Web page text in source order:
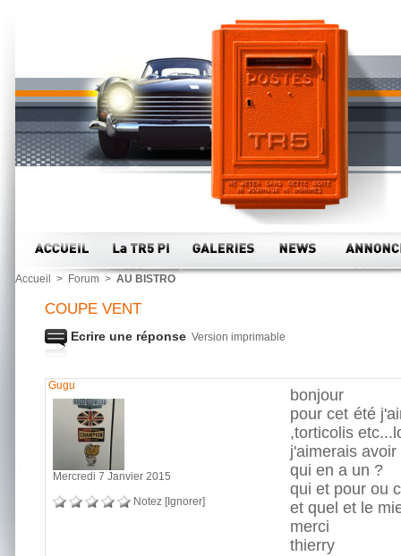
Accueil > Forum > AU BISTRO
COUPE VENT
Ecrire une réponse Version imprimable
Gugu
Mercredi 7 Janvier 2015
Notez [Ignorer]
bonjour
pour cet été
,torticolis
j'aimerais
qui en a un ?
qui et pour ou
et quel et le
merci
thierry